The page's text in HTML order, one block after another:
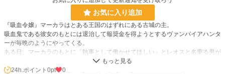
お気に入り追加
『吸血令嬢』マーカラはとある王国のはずれにある古城の主。
吸血鬼である彼女のもとには退治して報奨金を得ようとするヴァンパイアハンタ
ーが毎晩のようにやってくる。
ある日、マーカラのもとに「執事として働かせてほしい」とレオスと名乗る男が
実はレオスもマーカラを暗殺しようとするヴァンパイアハンターだったが、だん
24h.ポイント 0pt
0